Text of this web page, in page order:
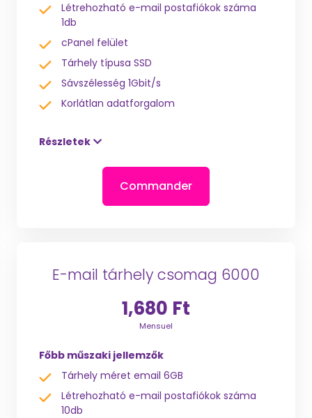
Létrehozható e-mail postafiókok száma
1db
cPanel felület
Tárhely típusa SSD
Sávszélesség 1Gbit/s
Korlátlan adatforgalom
Részletek
Commander
E-mail tárhely csomag 6000
1,680 Ft
Mensuel
Főbb műszaki jellemzők
Tárhely méret email 6GB
Létrehozható e-mail postafiókok száma
10db